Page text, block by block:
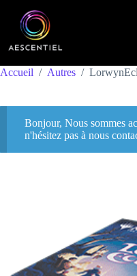
Accueil / Autres /
Bonjour, Nous sommes
n'hésitez pas à nous